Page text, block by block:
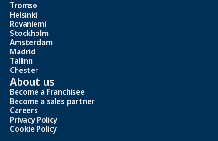
Tromsø
Helsinki
Rovaniemi
Stockholm
Amsterdam
Madrid
Tallinn
Chester
About us
Become a Franchisee
Become a sales partner
Careers
Privacy Policy
Cookie Policy